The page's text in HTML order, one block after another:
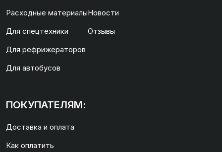
Расходные материалы
Для спецтехники
Для рефрижераторов
Для автобусов
Новости
Отзывы
ПОКУПАТЕЛЯМ:
Доставка и оплата
Как оплатить